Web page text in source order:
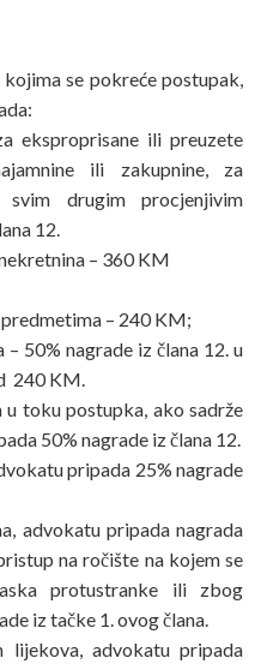
se pokreće postupak,
eksproprisane ili preuzete
ili zakupnine, za
drugim procjenjivim
12.
– 360 KM
– 240 KM;
nagrade iz člana 12. u
240 KM.
toku postupka, ako sadrže
50% nagrade iz člana 12.
pripada 25% nagrade
advokatu pripada nagrada
na ročište na kojem se
protustranke ili zbog
iz tačke 1. ovog člana.
advokatu pripada